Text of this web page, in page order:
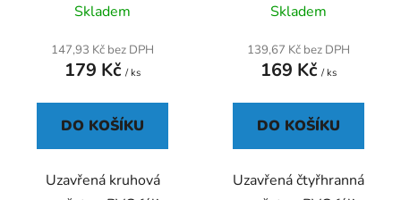
Skladem
147,93 Kč bez DPH
179 Kč / ks
DO KOŠÍKU
Uzavřená kruhová
Skladem
139,67 Kč bez DPH
169 Kč / ks
DO KOŠÍKU
Uzavřená čtyřhranná